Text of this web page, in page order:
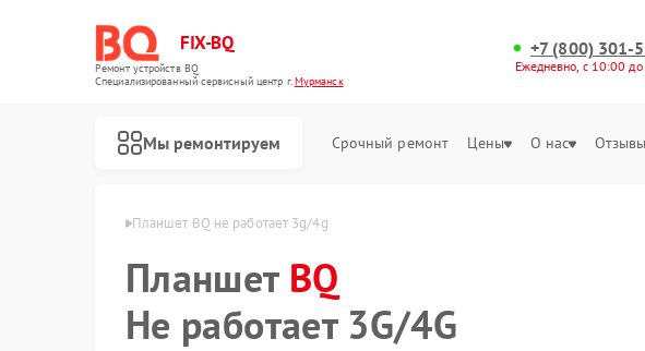
FIX-BQ
Ремонт устройств BQ
Специализированный cервисный центр г.Мурманск
+7 (800) 301-
Ежедневно, с 10:00
Мы ремонтируем Срочный ремонт Цены О нас Отзывы
Планшет BQ не работает 3g/4g
Планшет BQ
Не работает 3G/4G